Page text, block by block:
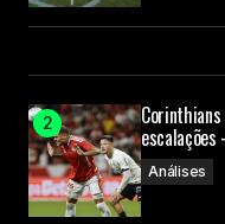
Análises